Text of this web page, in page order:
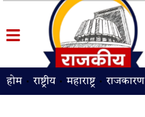
होम राष्ट्रीय महाराष्ट्र राजकारण